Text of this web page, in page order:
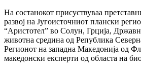
На состанокот присуствуваа
развој на Југоисточниот плански
“Аристотел” во Солун, Грција,
животна средина од Република
Регионот на западна Македонија од
македонски експерти од областа на